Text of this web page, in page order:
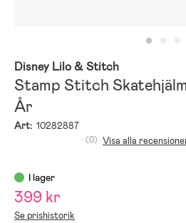
Disney Lilo & Stitch
Stamp Stitch
År
Art: 10282887
(0) Visa alla
I lager
399 kr
Se prishistorik